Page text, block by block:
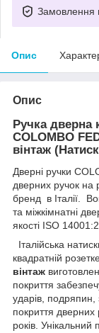
Замовлення
Опис
Опис
Ручка дверна
COLOMBO
вінтаж
Дверні ручки
дверних ручок на
бренд в Італії.
та міжкімнатні
якості ISO
Італійська
квадратній
вінтаж
покриття
ударів, подряпин,
покриття
років. Унікальний